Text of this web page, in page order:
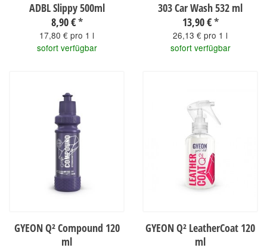
ADBL Slippy 500ml
8,90 €*
17,80 € pro 1 l
sofort verfügbar
303 Car Wash 532 ml
13,90 €*
26,13 € pro 1 l
sofort verfügbar
GYEON Q² Compound 120
ml
GYEON Q² LeatherCoat 120
ml